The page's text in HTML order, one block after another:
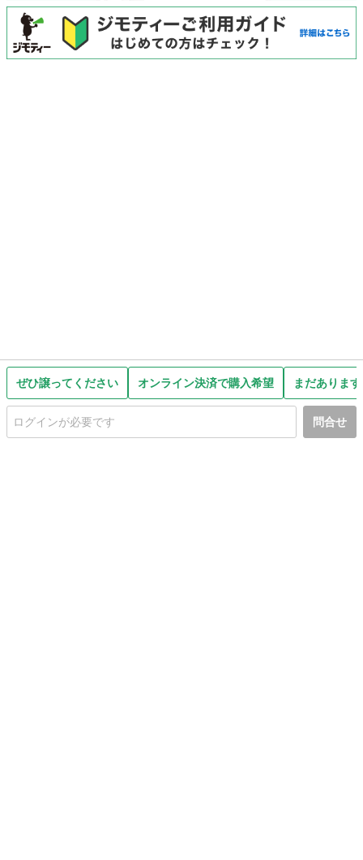
ぜひ譲ってください オンライン決済で購入希望 まだありま
問合せ